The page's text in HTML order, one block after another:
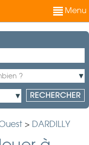
Menu
> DARDILLY